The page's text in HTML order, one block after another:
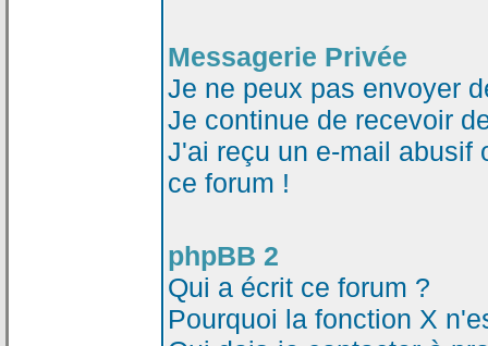
Messagerie Privée
Je ne peux pas envoyer
Je continue de recevoir
J'ai reçu un e-mail abusif
ce forum !
phpBB 2
Qui a écrit ce forum ?
Pourquoi la fonction X